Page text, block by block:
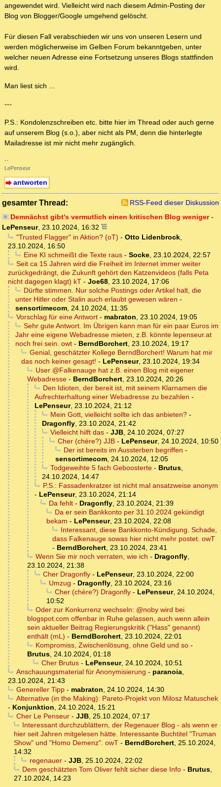
angewendet wird. Vielleicht wird nach diesem Admin-Posting der
Blog von Blogger/Google umgehend gelöscht.
Für diesen Fall verabschieden wir uns von unseren Lesern und
werden möglicherweise im Gelben Forum bekanntgeben, unter
welcher neuen Adresse eine Fortsetzung unseres Blogs stattfinden
wird.
Man liest sich ...
---
P.S.: Kondolenzschreiben etc. bitte hier im Thread oder auch gerne
auf unserem Blog (s.o.), aber nicht als PM, denn die hinterlegte
Mailadresse ist mir nicht mehr zugänglich.
--
LePenseur
antworten
gesamter Thread:
RSS-Feed dieser Diskussion
Demnächst gibt's vermutlich einen kritischen Blog weniger-
LePenseur, 23.10.2024, 16:32
"Trusted Flagger" in Aktion? (oT) - Otto Lidenbrock,
23.10.2024, 16:50
Eine KI schmeißt die Texte raus- Socke, 23.10.2024, 22:57
Seit ca 15 Jahren wird die Freiheit im Internet immer weiter
zurückgedrängt, die Zukunft gehört den Katzenvideos (falls Peta
nicht dagegen klagt) kT - Joe68, 23.10.2024, 17:06
Dürfte stimmen. Nur solche Postings oder Artikel halt, die
unter Hitler oder Stalin auch erlaubt gewesen wären -
sensortimecom, 24.10.2024, 11:35
Vorschlag für eine Antwort- mabraton, 23.10.2024, 19:05
Sehr gute Antwort. Im Übrigen kann man für ein paar Euros im
Jahr eine eigene Webadresse mieten, z.B. könnte lepenseur.at
noch frei sein. owt - BerndBorchert, 23.10.2024, 19:17
Genial, geschätzter Kollege BerndBorchert! Warum hat mir
das noch keiner gesagt! - LePenseur, 23.10.2024, 19:34
User @Falkenauge hat z.B. einen Blog mit eigener
Webadresse - BerndBorchert, 23.10.2024, 20:26
Den Idioten, der bereit ist, mit seinem Klarnamen die
Aufrechterhaltung einer Webadresse zu bezahlen -
LePenseur, 23.10.2024, 21:12
Mein Gott, vielleicht sollte ich das anbieten?-
Dragonfly, 23.10.2024, 21:42
Vielleicht hilft das- JJB, 24.10.2024, 07:27
Cher (chère?) JJB- LePenseur, 24.10.2024, 10:50
Der ist bereits im Aussterben begriffen -
sensortimecom, 24.10.2024, 12:05
Todgeweihte 5 fach Geboosterte- Brutus,
24.10.2024, 14:47
P.S.: Fassadenkratzer ist nicht mal ansatzweise anonym
- LePenseur, 23.10.2024, 21:14
Da fehlt- Dragonfly, 23.10.2024, 21:39
Da er sein Bankkonto per 31.10.2024 gekündigt
bekam - LePenseur, 23.10.2024, 22:08
Interessant, diese Bankkonto-Kündigung. Schade,
dass Falkenauge sowas hier nicht mehr postet. owT
- BerndBorchert, 23.10.2024, 23:41
Wenn Sie mir noch verraten, wie ich - Dragonfly,
23.10.2024, 21:38
Cher Dragonfly- LePenseur, 23.10.2024, 22:00
Umzug - Dragonfly, 23.10.2024, 23:16
Cher (chère?) Dragonfly- LePenseur, 24.10.2024,
10:52
Oder zur Konkurrenz wechseln: @noby wird bei
blogspot.com offenbar in Ruhe gelassen, auch wenn allein
sein aktueller Beitrag Regierungskritik ("Hass" genannt)
enthält (mL) - BerndBorchert, 23.10.2024, 22:01
Kompromiss, Zwischenlösung, ohne Geld und so-
Brutus, 24.10.2024, 01:18
Cher Brutus- LePenseur, 24.10.2024, 10:51
Anschauungsmaterial für Anonymisierung - paranoia,
23.10.2024, 21:43
Genereller Tipp- mabraton, 24.10.2024, 14:30
Alternative (in the Making): Pareto-Projekt von Milosz Matuschek
- Konjunktion, 24.10.2024, 15:21
Cher Le Penseur- JJB, 25.10.2024, 07:17
Interessant durchzublättern, der Regenauer Blog - als wenn er
hier seit Jahren mitgelesen hätte. Interessante Buchtitel "Truman
Show" und "Homo Demenz". owT - BerndBorchert, 25.10.2024,
14:32
regenauer- JJB, 25.10.2024, 22:02
Dem geschätzten Tom Oliver fehlt sicher diese Info- Brutus,
27.10.2024, 14:23